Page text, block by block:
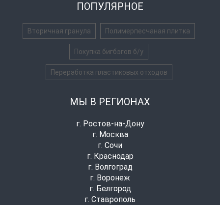
ПОПУЛЯРНОЕ
Вторичная гранула Полимерпесчаная плитка
Покупка бигбэгов б/у
Переработка пластиковых отходов
МЫ В РЕГИОНАХ
г. Ростов-на-Дону
г. Москва
г. Сочи
г. Краснодар
г. Волгоград
г. Воронеж
г. Белгород
г. Ставрополь